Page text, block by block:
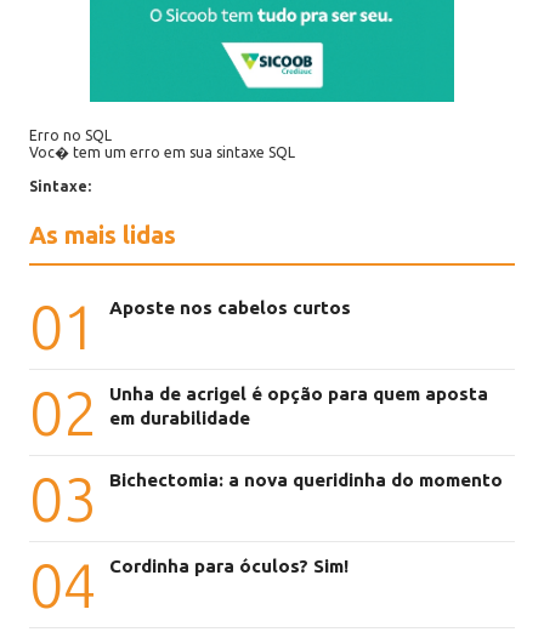
Erro no SQL
Voc� tem um erro em sua sintaxe SQL
Sintaxe:
As mais lidas
01 Aposte nos cabelos curtos
02
Unha de acrigel é opção para quem aposta
em durabilidade
03 Bichectomia: a nova queridinha do momento
04 Cordinha para óculos? Sim!